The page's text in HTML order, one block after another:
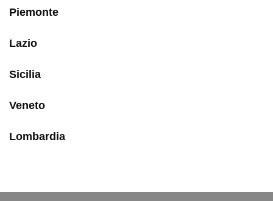
Piemonte
Lazio
Sicilia
Veneto
Lombardia